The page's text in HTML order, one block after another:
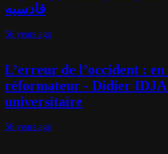
قادسیه
56 years ago
L’erreur de l’occident :
réformateur - Didier
universitaire
56 years ago